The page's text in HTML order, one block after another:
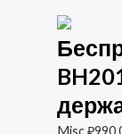
Misc₽